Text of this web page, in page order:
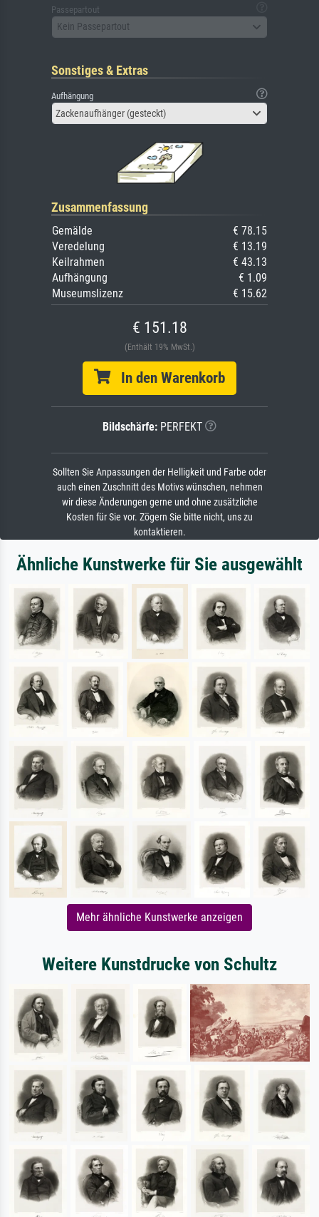
Passepartout
Kein Passepartout
Sonstiges & Extras
Aufhängung
Zackenaufhänger (gesteckt)
Zusammenfassung
Gemälde
€ 78.15
Veredelung
€ 13.19
Keilrahmen
€ 43.13
Aufhängung
€ 1.09
Museumslizenz
€ 15.62
€ 151.18
(Enthält 19% MwSt.)
In den Warenkorb
Bildschärfe: PERFEKT
Sollten Sie Anpassungen der Helligkeit und Farbe oder
auch einen Zuschnitt des Motivs wünschen, nehmen
wir diese Änderungen gerne und ohne zusätzliche
Kosten für Sie vor. Zögern Sie bitte nicht, uns zu
kontaktieren.
Ähnliche Kunstwerke für Sie ausgewählt
Mehr ähnliche Kunstwerke anzeigen
Weitere Kunstdrucke von Schultz